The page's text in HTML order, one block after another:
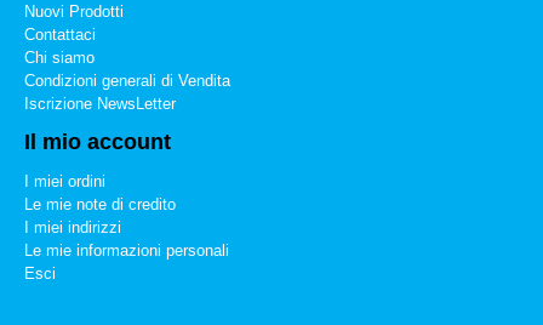
Nuovi Prodotti
Contattaci
Chi siamo
Condizioni generali di Vendita
Iscrizione NewsLetter
Il mio account
I miei ordini
Le mie note di credito
I miei indirizzi
Le mie informazioni personali
Esci